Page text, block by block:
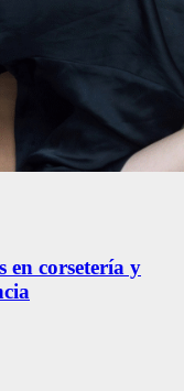
en corsetería y